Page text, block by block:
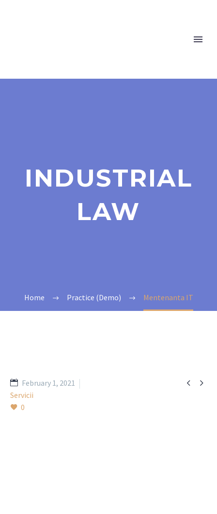
INDUSTRIAL
LAW
Home Practice (Demo) Mentenanta IT
 
February 1, 2021
Servicii
0